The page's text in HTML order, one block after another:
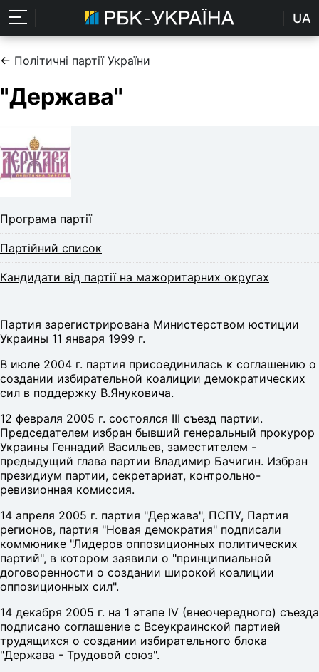
UA
← Політичні партії України
"Держава"
Програма партії
Партійний список
Кандидати від партії на мажоритарних округах
Партия зарегистрирована Министерством юстиции
Украины 11 января 1999 г.
В июле 2004 г. партия присоединилась к соглашению о
создании избирательной коалиции демократических
сил в поддержку В.Януковича.
12 февраля 2005 г. состоялся III съезд партии.
Председателем избран бывший генеральный прокурор
Украины Геннадий Васильев, заместителем -
предыдущий глава партии Владимир Бачигин. Избран
президиум партии, секретариат, контрольно-
ревизионная комиссия.
14 апреля 2005 г. партия "Держава", ПСПУ, Партия
регионов, партия "Новая демократия" подписали
коммюнике "Лидеров оппозиционных политических
партий", в котором заявили о "принципиальной
договоренности о создании широкой коалиции
оппозиционных сил".
14 декабря 2005 г. на 1 этапе IV (внеочередного) съезда
подписано соглашение с Всеукраинской партией
трудящихся о создании избирательного блока
"Держава - Трудовой союз".